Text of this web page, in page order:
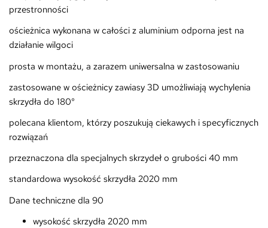
przestronności
ościeżnica wykonana w całości z aluminium odporna jest na
działanie wilgoci
prosta w montażu, a zarazem uniwersalna w zastosowaniu
zastosowane w ościeżnicy zawiasy 3D umożliwiają wychylenia
skrzydła do 180°
polecana klientom, którzy poszukują ciekawych i specyficznych
rozwiązań
przeznaczona dla specjalnych skrzydeł o grubości 40 mm
standardowa wysokość skrzydła 2020 mm
Dane techniczne dla 90
wysokość skrzydła 2020 mm